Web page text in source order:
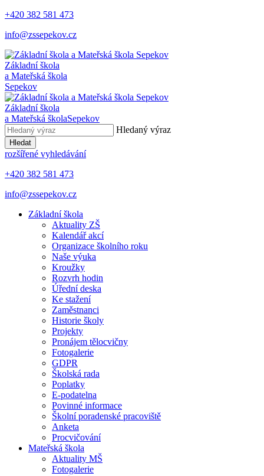
+420 382 581 473
info@zssepekov.cz
Základní škola
a Mateřská škola
Sepekov
Základní škola
a Mateřská školaSepekov
Hledaný výraz
Hledat
rozšířené vyhledávání
+420 382 581 473
info@zssepekov.cz
Základní škola
Aktuality ZŠ
Kalendář akcí
Organizace školního roku
Naše výuka
Kroužky
Rozvrh hodin
Úřední deska
Ke stažení
Zaměstnanci
Historie školy
Projekty
Pronájem tělocvičny
Fotogalerie
GDPR
Školská rada
Poplatky
E-podatelna
Povinné informace
Školní poradenské pracoviště
Anketa
Procvičování
Mateřská škola
Aktuality MŠ
Fotogalerie